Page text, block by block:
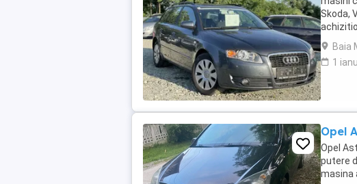
Skoda,
la noi ?
Baia
1
Opel
Opel
putere
masina